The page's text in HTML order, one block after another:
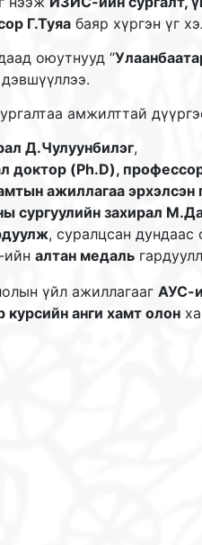
Г.Туяа баяр хүргэн үг
оюутнууд “
амжилттай
Д.Чулуунбилэг,
доктор (Ph.D),
ажиллагаа
сургуулийн захирал
, суралцсан дундаас
ийн алтан медаль
үйл ажиллагааг АУС-
курсийн анги хамт олон